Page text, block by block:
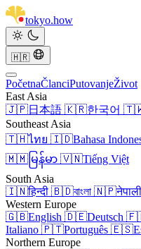
tokyo.how
🇭🇷
PočetnaČlanciPutovanjeŽivot
East Asia
🇯🇵日本語 🇰🇷한국어
Southeast Asia
🇹🇭ไทย 🇮🇩Bahasa
🇲🇲 မြန်မာ 🇻🇳Tiếng Việt
South Asia
🇮🇳हिन्दी 🇧🇩বাংলা 🇳🇵नेपाली
Western Europe
🇬🇧English 🇩🇪Deutsch
Italiano 🇵🇹Português 🇪🇸
Northern Europe